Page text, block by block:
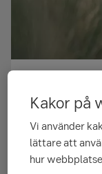
Se information
tecknade i
Kakor på
Vi använder
lättare att
hur